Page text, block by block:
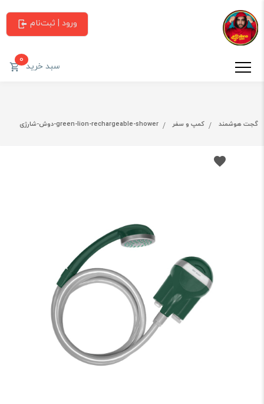
ورود | ثبت‌نام
سبد خرید0
گجت هوشمند کمپ و سفر green-lion-rechargeable-shower-دوش-شارژی